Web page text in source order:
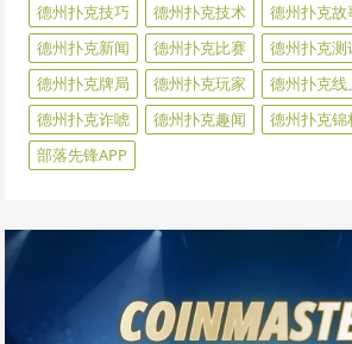
德州扑克技巧
德州扑克技术 德州扑克故
德州扑克新闻
德州扑克比赛 德州扑克测
德州扑克牌局
德州扑克玩家 德州扑克线
德州扑克诈唬
德州扑克趣闻 德州扑克锦
部落先锋APP